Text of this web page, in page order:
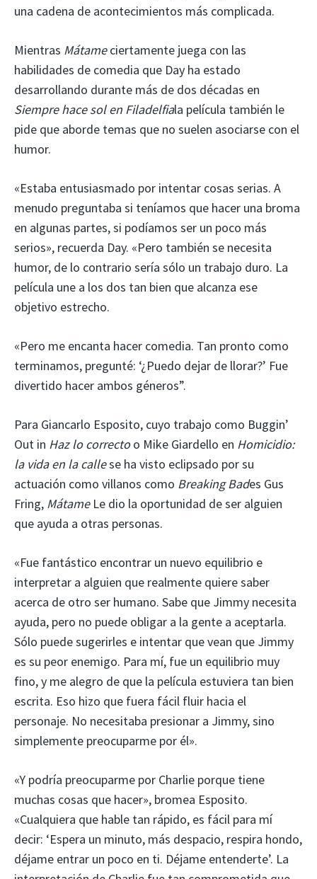
una cadena de acontecimientos más complicada.
Mientras Mátameciertamente juega con las
habilidades de comedia que Day ha estado
desarrollando durante más de dos décadas en
Siempre hace sol en Filadelfiala película también le
pide que aborde temas que no suelen asociarse con el
humor.
«Estaba entusiasmado por intentar cosas serias. A
menudo preguntaba si teníamos que hacer una broma
en algunas partes, si podíamos ser un poco más
serios», recuerda Day. «Pero también se necesita
humor, de lo contrario sería sólo un trabajo duro. La
película une a los dos tan bien que alcanza ese
objetivo estrecho.
«Pero me encanta hacer comedia. Tan pronto como
terminamos, pregunté: ‘¿Puedo dejar de llorar?’ Fue
divertido hacer ambos géneros”.
Para Giancarlo Esposito, cuyo trabajo como Buggin’
Out in Haz lo correctoo Mike Giardello en Homicidio:
la vida en la callese ha visto eclipsado por su
actuación como villanos como Breaking Bades Gus
Fring, MátameLe dio la oportunidad de ser alguien
que ayuda a otras personas.
«Fue fantástico encontrar un nuevo equilibrio e
interpretar a alguien que realmente quiere saber
acerca de otro ser humano. Sabe que Jimmy necesita
ayuda, pero no puede obligar a la gente a aceptarla.
Sólo puede sugerirles e intentar que vean que Jimmy
es su peor enemigo. Para mí, fue un equilibrio muy
fino, y me alegro de que la película estuviera tan bien
escrita. Eso hizo que fuera fácil fluir hacia el
personaje. No necesitaba presionar a Jimmy, sino
simplemente preocuparme por él».
«Y podría preocuparme por Charlie porque tiene
muchas cosas que hacer», bromea Esposito.
«Cualquiera que hable tan rápido, es fácil para mí
decir: ‘Espera un minuto, más despacio, respira hondo,
déjame entrar un poco en ti. Déjame entenderte’. La